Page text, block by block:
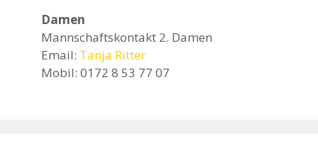
Damen
Mannschaftskontakt 2. Damen
Email: Tanja Ritter
Mobil: 0172 8 53 77 07